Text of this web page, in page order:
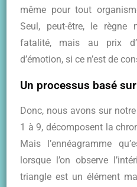
même pour tout
Seul, peut-être, le règne
fatalité, mais au prix
d’émotion, si ce n’est de
Un processus basé
Donc, nous avons sur
1 à 9, décomposent la
Mais l’ennéagramme
lorsque l’on observe
triangle est un élément